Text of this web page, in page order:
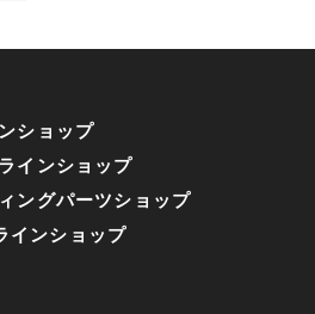
ショップ
インショップ
ングパーツショップ
インショップ